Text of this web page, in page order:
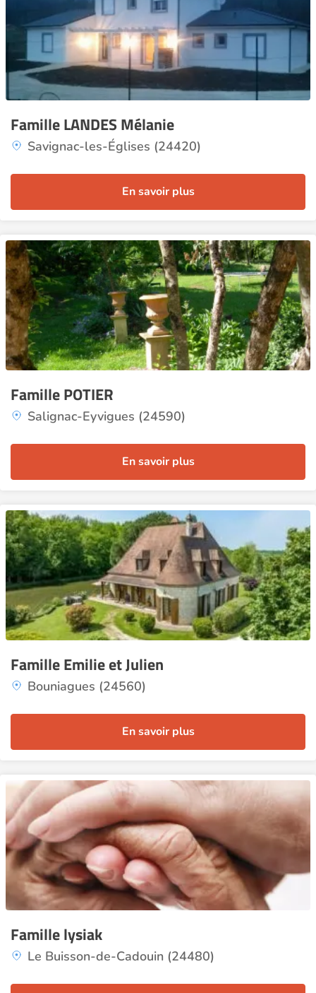
Famille LANDES Mélanie
Savignac-les-Églises (24420)
En savoir plus
Famille POTIER
Salignac-Eyvigues (24590)
En savoir plus
Famille Emilie et Julien
Bouniagues (24560)
En savoir plus
Famille lysiak
Le Buisson-de-Cadouin (24480)